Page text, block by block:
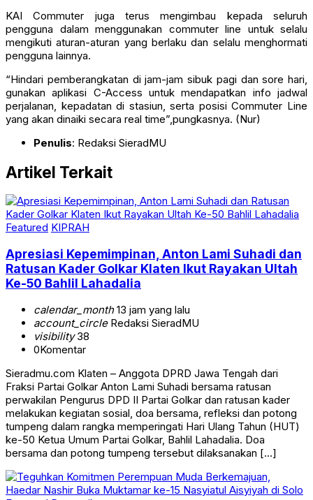
KAI Commuter juga terus mengimbau kepada seluruh
pengguna dalam menggunakan commuter line untuk selalu
mengikuti aturan-aturan yang berlaku dan selalu menghormati
pengguna lainnya.
“Hindari pemberangkatan di jam-jam sibuk pagi dan sore hari,
gunakan aplikasi C-Access untuk mendapatkan info jadwal
perjalanan, kepadatan di stasiun, serta posisi Commuter Line
yang akan dinaiki secara real time”,pungkasnya. (Nur)
Penulis: Redaksi SieradMU
Artikel Terkait
Featured KIPRAH
Apresiasi Kepemimpinan, Anton Lami Suhadi dan
Ratusan Kader Golkar Klaten Ikut Rayakan Ultah
Ke-50 Bahlil Lahadalia
calendar_month13 jam yang lalu
account_circleRedaksi SieradMU
visibility38
0Komentar
Sieradmu.com Klaten – Anggota DPRD Jawa Tengah dari
Fraksi Partai Golkar Anton Lami Suhadi bersama ratusan
perwakilan Pengurus DPD II Partai Golkar dan ratusan kader
melakukan kegiatan sosial, doa bersama, refleksi dan potong
tumpeng dalam rangka memperingati Hari Ulang Tahun (HUT)
ke-50 Ketua Umum Partai Golkar, Bahlil Lahadalia. Doa
bersama dan potong tumpeng tersebut dilaksanakan […]